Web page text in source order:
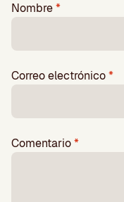
Nombre*
Correo electrónico*
Comentario*